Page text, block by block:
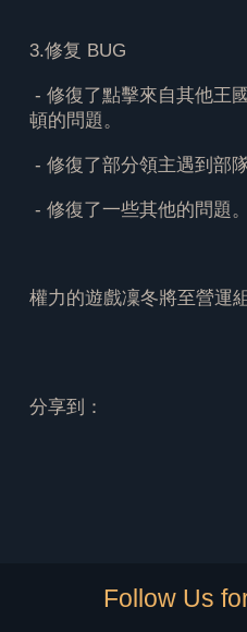
3.修复 BUG
- 修復了點擊來自其他王
頓的問題。
- 修復了部分領主遇到部
- 修復了一些其他的問題。
權力的遊戲凜冬將至營運組
分享到：
Follow Us